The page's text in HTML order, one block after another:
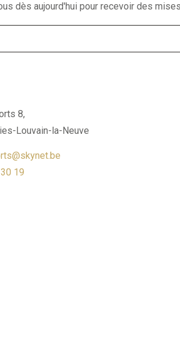
dès aujourd'hui pour recevoir des
8,
Louvain-la-Neuve
19